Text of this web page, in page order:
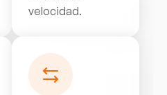
velocidad.